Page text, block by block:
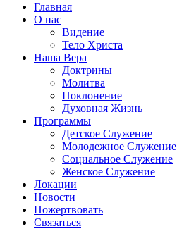
Главная
О нас
Видение
Тело Христа
Наша Вера
Доктрины
Молитва
Поклонение
Духовная Жизнь
Программы
Детское Служение
Молодежное Служение
Социальное Служение
Женское Служение
Локации
Новости
Пожертвовать
Связаться